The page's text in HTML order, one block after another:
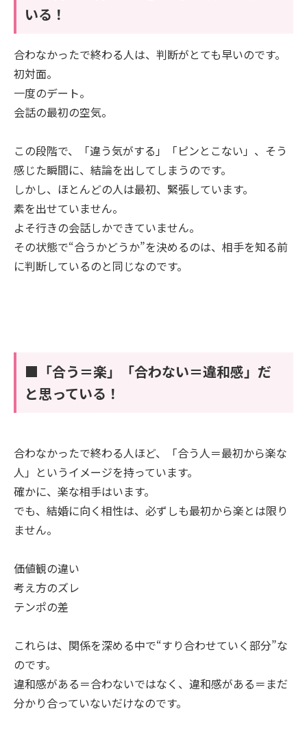
いる！
合わなかったで終わる人は、判断がとても早いのです。
初対面。
一度のデート。
会話の最初の空気。
この段階で、「違う気がする」「ピンとこない」、そう
感じた瞬間に、結論を出してしまうのです。
しかし、ほとんどの人は最初、緊張しています。
素を出せていません。
よそ行きの会話しかできていません。
その状態で“合うかどうか”を決めるのは、相手を知る前
に判断しているのと同じなのです。
■「合う＝楽」「合わない＝違和感」だ
と思っている！
合わなかったで終わる人ほど、「合う人＝最初から楽な
人」というイメージを持っています。
確かに、楽な相手はいます。
でも、結婚に向く相性は、必ずしも最初から楽とは限り
ません。
価値観の違い
考え方のズレ
テンポの差
これらは、関係を深める中で“すり合わせていく部分”な
のです。
違和感がある＝合わないではなく、違和感がある＝まだ
分かり合っていないだけなのです。